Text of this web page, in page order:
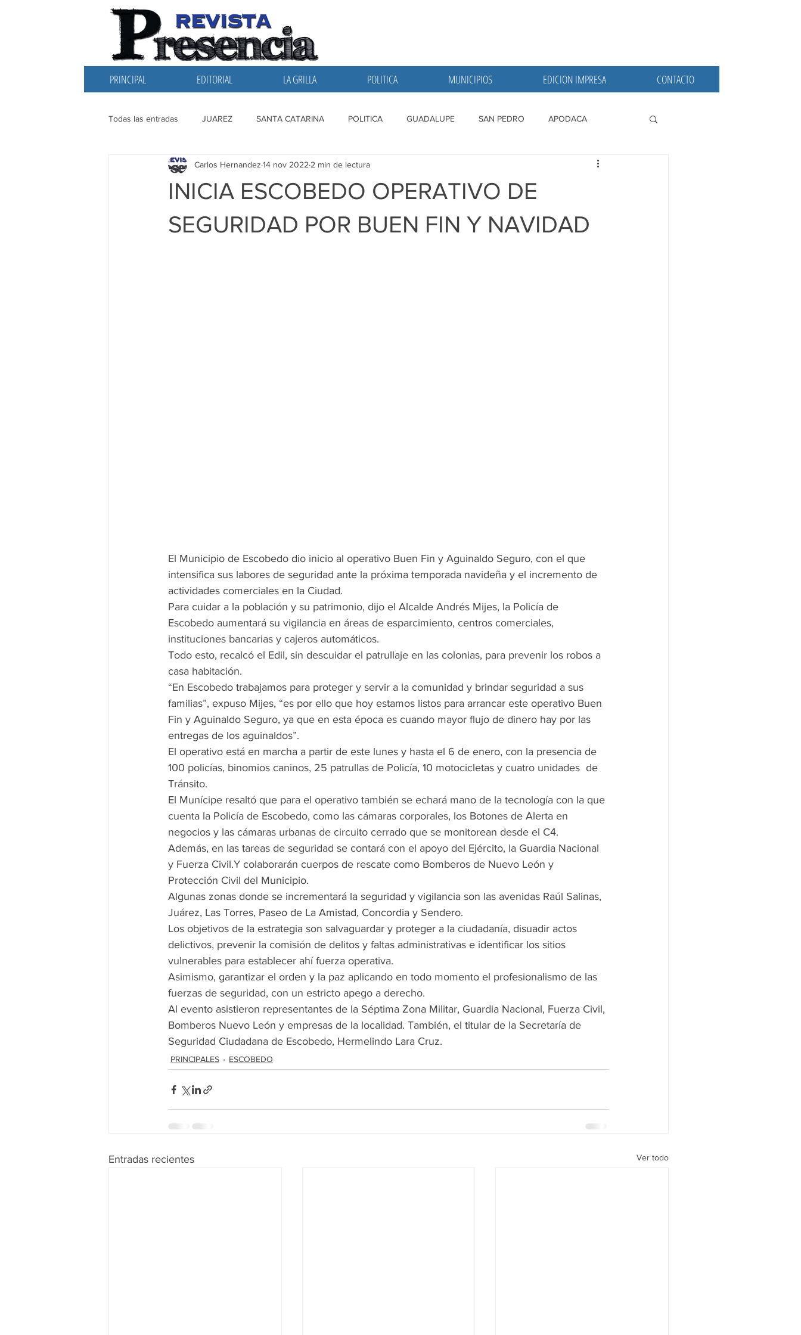
PRINCIPAL EDITORIAL LA GRILLA POLITICA MUNICIPIOS EDICION IMPRESA CONTACTO
Todas las entradas JUAREZ SANTA CATARINA POLITICA GUADALUPE SAN PEDRO APODACA
EDITORIAL SANTIAGO LA GRILLA SAN NICOLAS
INICIA ESCOBEDO OPERATIVO DE
SEGURIDAD POR BUEN FIN Y NAVIDAD
Carlos Hernandez 14 nov 2022 2 min de lectura
El Municipio de Escobedo dio inicio al operativo Buen Fin y Aguinaldo Seguro, con el que
intensifica sus labores de seguridad ante la próxima temporada navideña y el incremento de
actividades comerciales en la Ciudad.
Para cuidar a la población y su patrimonio, dijo el Alcalde Andrés Mijes, la Policía de
Escobedo aumentará su vigilancia en áreas de esparcimiento, centros comerciales,
instituciones bancarias y cajeros automáticos.
Todo esto, recalcó el Edil, sin descuidar el patrullaje en las colonias, para prevenir los robos a
casa habitación.
“En Escobedo trabajamos para proteger y servir a la comunidad y brindar seguridad a sus
familias”, expuso Mijes, “es por ello que hoy estamos listos para arrancar este operativo Buen
Fin y Aguinaldo Seguro, ya que en esta época es cuando mayor flujo de dinero hay por las
entregas de los aguinaldos”.
El operativo está en marcha a partir de este lunes y hasta el 6 de enero, con la presencia de
100 policías, binomios caninos, 25 patrullas de Policía, 10 motocicletas y cuatro unidades  de
Tránsito.
El Munícipe resaltó que para el operativo también se echará mano de la tecnología con la que
cuenta la Policía de Escobedo, como las cámaras corporales, los Botones de Alerta en
negocios y las cámaras urbanas de circuito cerrado que se monitorean desde el C4.
Además, en las tareas de seguridad se contará con el apoyo del Ejército, la Guardia Nacional
y Fuerza Civil.Y colaborarán cuerpos de rescate como Bomberos de Nuevo León y
Protección Civil del Municipio.
Algunas zonas donde se incrementará la seguridad y vigilancia son las avenidas Raúl Salinas,
Juárez, Las Torres, Paseo de La Amistad, Concordia y Sendero.
Los objetivos de la estrategia son salvaguardar y proteger a la ciudadanía, disuadir actos
delictivos, prevenir la comisión de delitos y faltas administrativas e identificar los sitios
vulnerables para establecer ahí fuerza operativa.
Asimismo, garantizar el orden y la paz aplicando en todo momento el profesionalismo de las
fuerzas de seguridad, con un estricto apego a derecho.
Al evento asistieron representantes de la Séptima Zona Militar, Guardia Nacional, Fuerza Civil,
Bomberos Nuevo León y empresas de la localidad. También, el titular de la Secretaría de
Seguridad Ciudadana de Escobedo, Hermelindo Lara Cruz.
PRINCIPALES ESCOBEDO
Entradas recientes Ver todo